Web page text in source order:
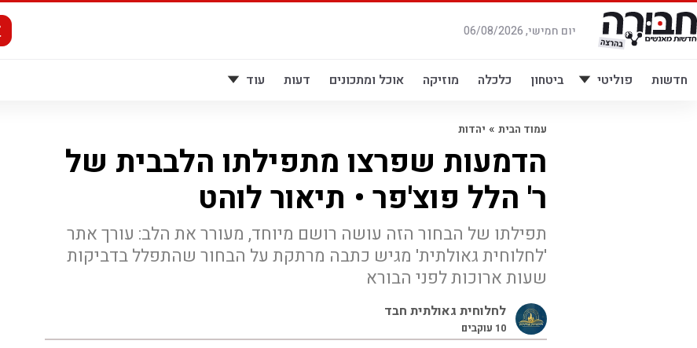
דלג
לתוכן
יום חמישי, 06/08/2026
חדשות פוליטי ביטחון כלכלה מוזיקה אוכל ומתכונים דעות עוד
עמוד הבית » יהדות
הדמעות שפרצו מתפילתו הלבבית של
ר' הלל פוצ'פר • תיאור לוהט
תפילתו של הבחור הזה עושה רושם מיוחד, מעורר את הלב: עורך אתר
'לחלוחית גאולתית' מגיש כתבה מרתקת על הבחור שהתפלל בדביקות
שעות ארוכות לפני הבורא
לחלוחית גאולתית חבד
10 עוקבים